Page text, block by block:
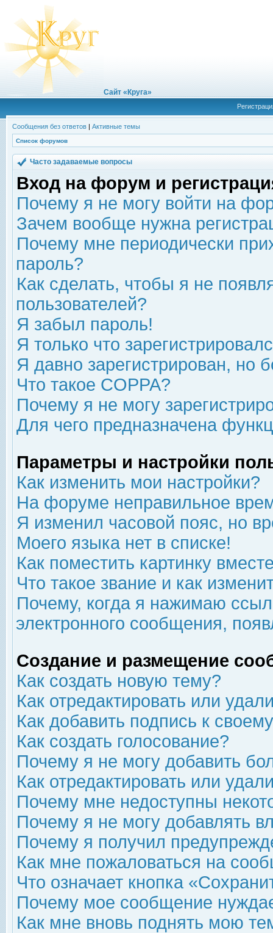
Сайт «Круга»
Сообщения без ответов | Активные темы
Список форумов
Часто задаваемые вопросы
Вход на форум и
Почему я не могу войти на
Зачем вообще нужна
Почему мне периодически
пароль?
Как сделать, чтобы я не
пользователей?
Я забыл пароль!
Я только что
Я давно зарегистрирован, но
Что такое COPPA?
Почему я не могу
Для чего предназначена
Параметры и настройки
Как изменить мои настройки?
На форуме неправильное
Я изменил часовой пояс, но
Моего языка нет в списке!
Как поместить картинку
Что такое звание и как
Почему, когда я нажимаю
электронного сообщения,
Создание и размещение
Как создать новую тему?
Как отредактировать или
Как добавить подпись к
Как создать голосование?
Почему я не могу добавить
Как отредактировать или
Почему мне недоступны
Почему я не могу добавлять
Почему я получил
Как мне пожаловаться на
Что означает кнопка
Почему мое сообщение
Как мне вновь поднять мою